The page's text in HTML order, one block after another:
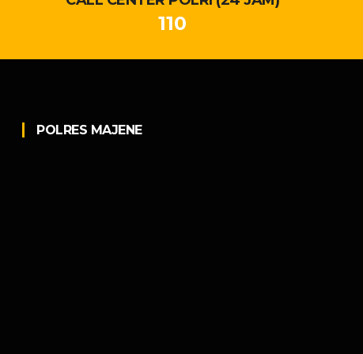
110
POLRES MAJENE